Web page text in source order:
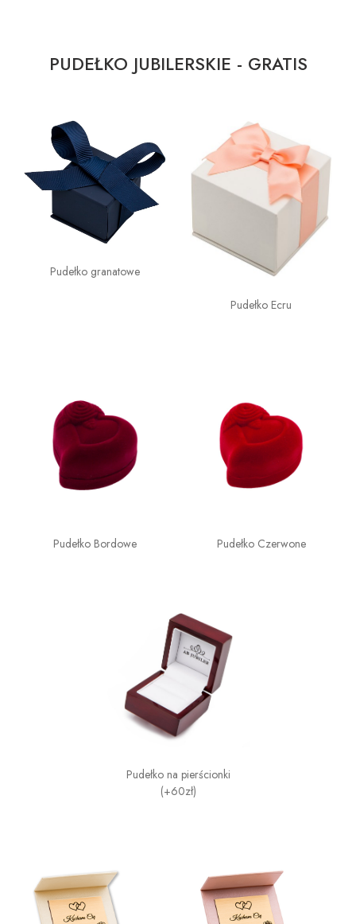
PUDEŁKO JUBILERSKIE - GRATIS
Pudełko granatowe
Pudełko Ecru
Pudełko Bordowe Pudełko Czerwone
Pudełko na pierścionki
(+60zł)